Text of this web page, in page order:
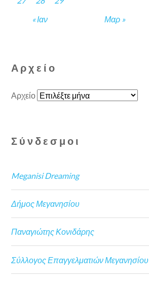
« Ιαν Μαρ »
Αρχείο
Αρχείο
Σύνδεσμοι
Meganisi Dreaming
Δήμος Μεγανησίου
Παναγιώτης Κονιδάρης
Σύλλογος Επαγγελματιών Μεγανησίου